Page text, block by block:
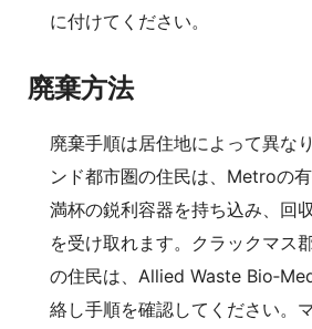
に付けてください。
廃棄方法
廃棄手順は居住地によって異な
ンド都市圏の住民は、Metroの
満杯の鋭利容器を持ち込み、回
を受け取れます。クラックマス
の住民は、Allied Waste
絡し手順を確認してください。